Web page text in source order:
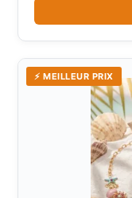
⚡ MEILLEUR PRIX